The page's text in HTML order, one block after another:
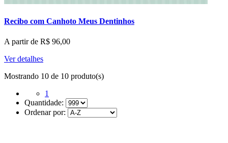
Recibo com Canhoto Meus Dentinhos
A partir de R$ 96,00
Ver detalhes
Mostrando 10 de 10 produto(s)
1
Quantidade:
Ordenar por: